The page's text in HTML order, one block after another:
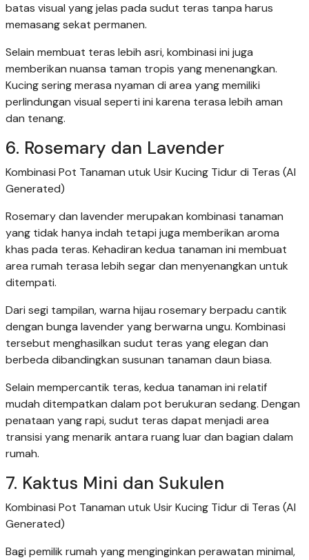
batas visual yang jelas pada sudut teras tanpa harus
memasang sekat permanen.
Selain membuat teras lebih asri, kombinasi ini juga
memberikan nuansa taman tropis yang menenangkan.
Kucing sering merasa nyaman di area yang memiliki
perlindungan visual seperti ini karena terasa lebih aman
dan tenang.
6. Rosemary dan Lavender
Kombinasi Pot Tanaman utuk Usir Kucing Tidur di Teras (AI
Generated)
Rosemary dan lavender merupakan kombinasi tanaman
yang tidak hanya indah tetapi juga memberikan aroma
khas pada teras. Kehadiran kedua tanaman ini membuat
area rumah terasa lebih segar dan menyenangkan untuk
ditempati.
Dari segi tampilan, warna hijau rosemary berpadu cantik
dengan bunga lavender yang berwarna ungu. Kombinasi
tersebut menghasilkan sudut teras yang elegan dan
berbeda dibandingkan susunan tanaman daun biasa.
Selain mempercantik teras, kedua tanaman ini relatif
mudah ditempatkan dalam pot berukuran sedang. Dengan
penataan yang rapi, sudut teras dapat menjadi area
transisi yang menarik antara ruang luar dan bagian dalam
rumah.
7. Kaktus Mini dan Sukulen
Kombinasi Pot Tanaman utuk Usir Kucing Tidur di Teras (AI
Generated)
Bagi pemilik rumah yang menginginkan perawatan minimal,